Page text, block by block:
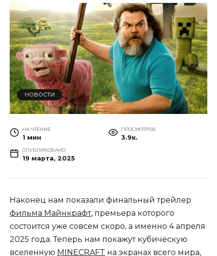
НОВОСТИ
НА ЧТЕНИЕ
1 мин
ПРОСМОТРОВ
3.9к.
ОПУБЛИКОВАНО
19 марта, 2025
Наконец нам показали финальный трейлер
фильма Майнкрафт, премьера которого
состоится уже совсем скоро, а именно 4 апреля
2025 года. Теперь нам покажут кубическую
вселенную MINECRAFT на экранах всего мира,